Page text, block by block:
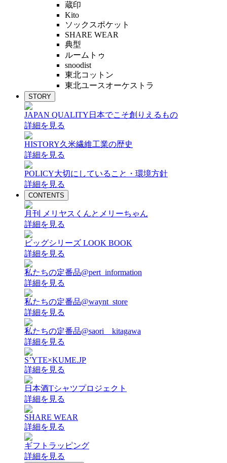
蔵印
Kito
ソックスポケット
SHARE WEAR
典型
ルームトゥ
snoodist
東北コットン
東北ユースオーケストラ
STORY
JAPAN QUALITY 日本でこそ創りえるもの
詳細を見る
HISTORY久米繊維工業の歴史
詳細を見る
POLICY大切にしていること・環境方針
詳細を見る
CONTENTS
月刊 メリヤスくんとメリーちゃん
詳細を見る
ビッグシリーズ LOOK BOOK
詳細を見る
私たちの定番品@pert_information
詳細を見る
私たちの定番品@waynt_store
詳細を見る
私たちの定番品@saori__kitagawa
詳細を見る
S’YTE×KUME.JP
詳細を見る
日本酒Tシャツプロジェクト
詳細を見る
SHARE WEAR
詳細を見る
ギフトラッピング
詳細を見る